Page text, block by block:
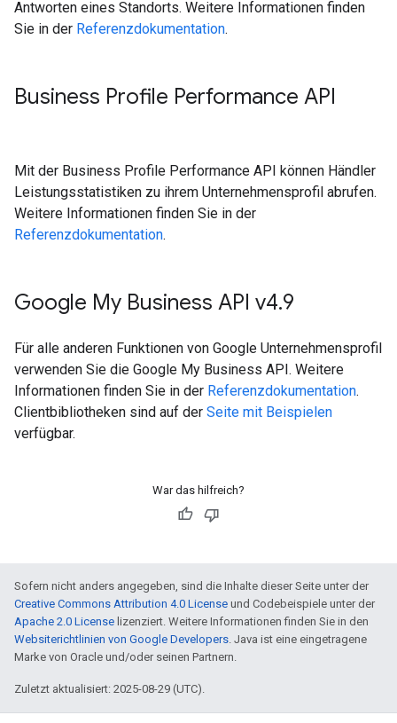
Antworten eines Standorts. Weitere Informationen finden
Sie in der Referenzdokumentation.
Business Profile Performance API
Mit der Business Profile Performance API können Händler
Leistungsstatistiken zu ihrem Unternehmensprofil abrufen.
Weitere Informationen finden Sie in der
Referenzdokumentation.
Google My Business API v4.9
Für alle anderen Funktionen von Google Unternehmensprofil
verwenden Sie die Google My Business API. Weitere
Informationen finden Sie in der Referenzdokumentation.
Clientbibliotheken sind auf der Seite mit Beispielen
verfügbar.
War das hilfreich?
Sofern nicht anders angegeben, sind die Inhalte dieser Seite unter der
Creative Commons Attribution 4.0 License und Codebeispiele unter der
Apache 2.0 License lizenziert. Weitere Informationen finden Sie in den
Websiterichtlinien von Google Developers. Java ist eine eingetragene
Marke von Oracle und/oder seinen Partnern.
Zuletzt aktualisiert: 2025-08-29 (UTC).